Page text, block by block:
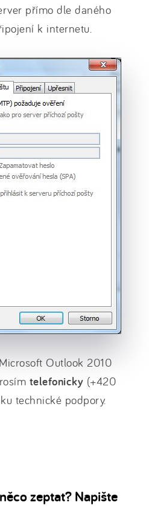
přímo dle daného
k internetu.
Outlook 2010
telefonicky (+420
technické podpory.
zeptat? Napište